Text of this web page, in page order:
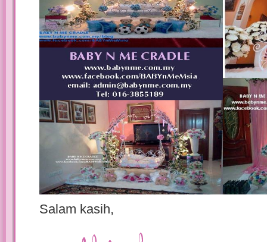
Salam kasih,